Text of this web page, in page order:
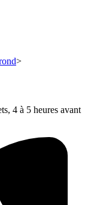
4 à 5 heures avant